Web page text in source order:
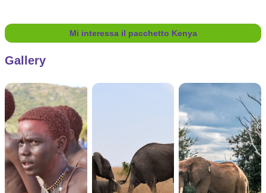
Mi interessa il pacchetto Kenya
Gallery